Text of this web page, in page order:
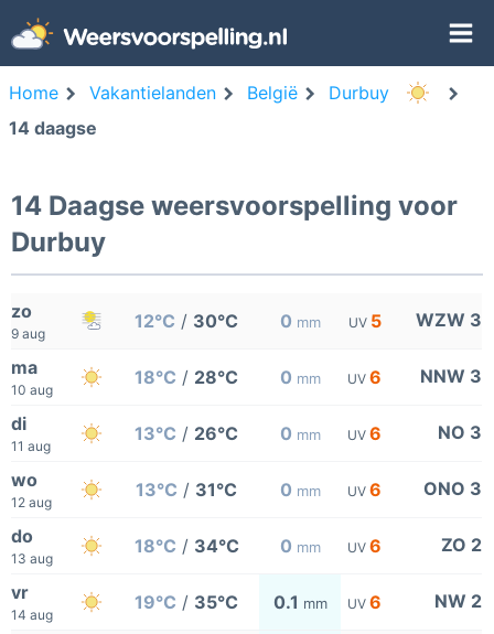
Home Vakantielanden België
Durbuy
14 daagse
14 Daagse weersvoorspelling voor
Durbuy
zo
9 aug
12°C / 30°C 0 mm UV 5 WZW 3
ma
10 aug
18°C / 28°C 0 mm UV 6 NNW 3
di
11 aug
13°C / 26°C 0 mm UV 6 NO 3
wo
12 aug
13°C / 31°C 0 mm UV 6 ONO 3
do
13 aug
18°C / 34°C 0 mm UV 6 ZO 2
vr
14 aug
19°C / 35°C 0.1 mm UV 6 NW 2